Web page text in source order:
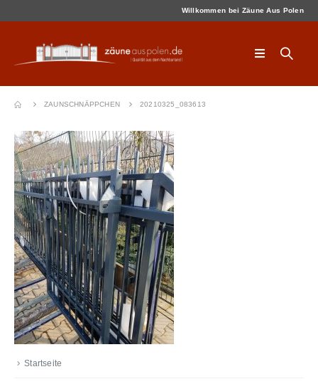
Willkommen bei Zäune Aus Polen
ZAUNSCHNÄPPCHEN 20210325_083613
Startseite